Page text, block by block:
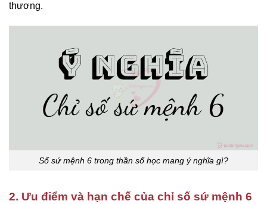
thương.
Số sứ mệnh 6 trong thần số học mang ý nghĩa gì?
2. Ưu điểm và hạn chế của chỉ số sứ mệnh 6